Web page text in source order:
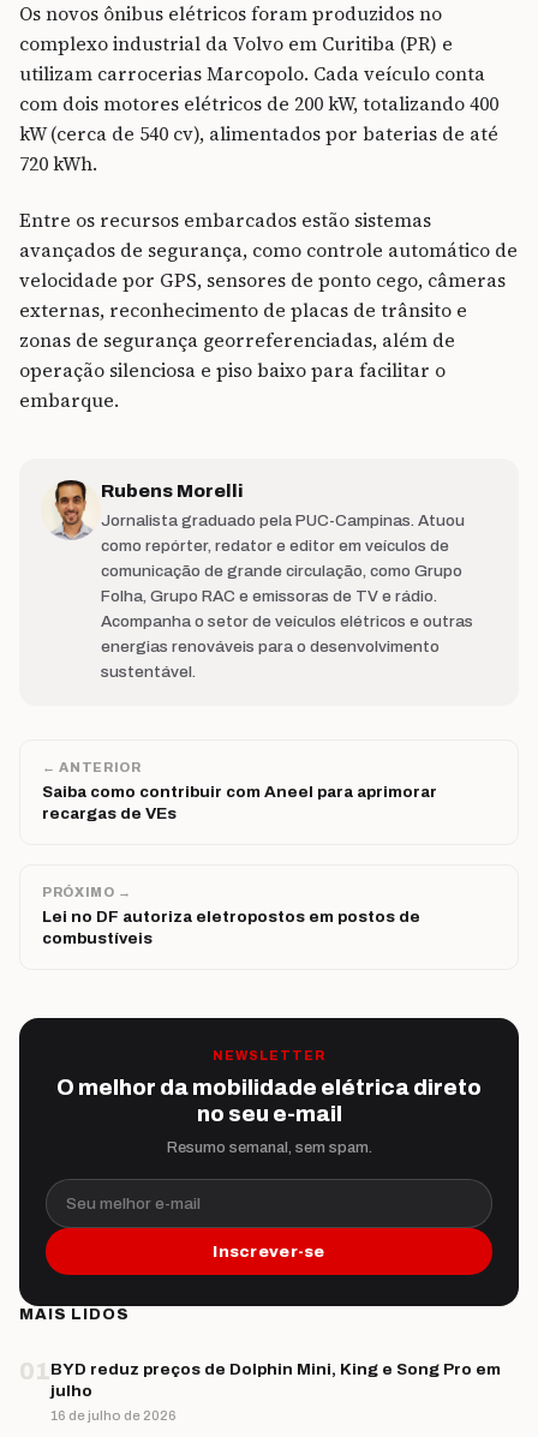
Os novos ônibus elétricos foram produzidos no
complexo industrial da Volvo em Curitiba (PR) e
utilizam carrocerias Marcopolo. Cada veículo conta
com dois motores elétricos de 200 kW, totalizando 400
kW (cerca de 540 cv), alimentados por baterias de até
720 kWh.
Entre os recursos embarcados estão sistemas
avançados de segurança, como controle automático de
velocidade por GPS, sensores de ponto cego, câmeras
externas, reconhecimento de placas de trânsito e
zonas de segurança georreferenciadas, além de
operação silenciosa e piso baixo para facilitar o
embarque.
Rubens Morelli
Jornalista graduado pela PUC-Campinas. Atuou
como repórter, redator e editor em veículos de
comunicação de grande circulação, como Grupo
Folha, Grupo RAC e emissoras de TV e rádio.
Acompanha o setor de veículos elétricos e outras
energias renováveis para o desenvolvimento
sustentável.
← ANTERIOR
Saiba como contribuir com Aneel para aprimorar
recargas de VEs
PRÓXIMO →
Lei no DF autoriza eletropostos em postos de
combustíveis
NEWSLETTER
O melhor da mobilidade elétrica direto
no seu e-mail
Resumo semanal, sem spam.
Seu melhor e-mail
Inscrever-se
MAIS LIDOS
01BYD reduz preços de Dolphin Mini, King e Song Pro em
julho
16 de julho de 2026